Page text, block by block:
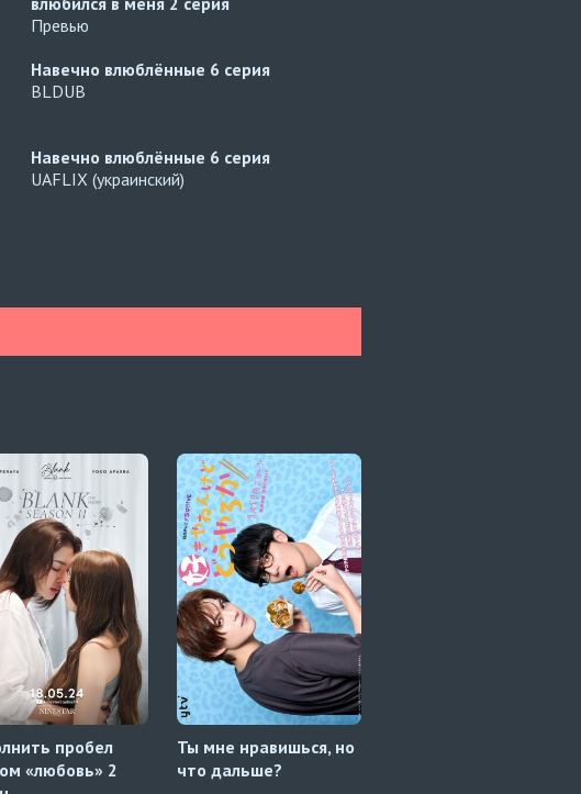
Превью
Навечно влюблённые 6 серия
BLDUB
Навечно влюблённые 6 серия
UAFLIX (украинский)
пробел
«любовь» 2
Ты мне нравишься, но
что дальше?